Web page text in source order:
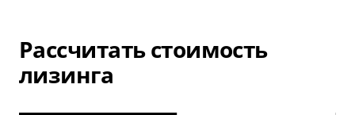
Рассчитать стоимость
лизинга